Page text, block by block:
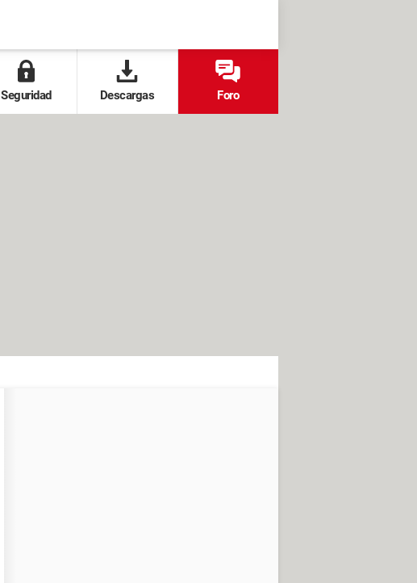
Seguridad Descargas Foro